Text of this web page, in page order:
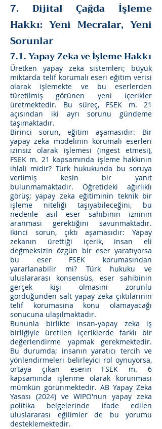
7. Dijital Çağda İşleme
Hakkı: Yeni Mecralar, Yeni
Sorunlar
7.1. Yapay Zeka ve İşleme Hakkı
Üretken yapay zeka sistemleri; büyük
miktarda telif korumalı eseri eğitim verisi
olarak işlemekte ve bu eserlerden
türetilmiş görünen yeni içerikler
üretmektedir. Bu süreç, FSEK m. 21
açısından iki ayrı sorunu gündeme
taşımaktadır.
Birinci sorun, eğitim aşamasıdır: Bir
yapay zeka modelinin korumalı eserleri
izinsiz olarak işlemesi (ingest etmesi),
FSEK m. 21 kapsamında işleme hakkının
ihlali midir? Türk hukukunda bu soruya
verilmiş kesin bir yanıt
bulunmamaktadır. Öğretideki ağırlıklı
görüş; yapay zeka eğitiminin teknik bir
işleme niteliği taşıyabileceğini, bu
nedenle asıl eser sahibinin izninin
aranması gerektiğini savunmaktadır.
İkinci sorun, çıktı aşamasıdır: Yapay
zekanın ürettiği içerik, insan eli
değmeksizin özgün bir eser yaratıyorsa
bu eser FSEK korumasından
yararlanabilir mi? Türk hukuku ve
uluslararası konsensüs, eser sahibinin
gerçek kişi olmasını zorunlu
gördüğünden salt yapay zeka çıktılarının
telif korumasına konu olamayacağı
sonucuna ulaşılmaktadır.
Bununla birlikte insan-yapay zeka iş
birliğiyle üretilen içeriklerde farklı bir
değerlendirme yapmak gerekmektedir.
Bu durumda; insanın yaratıcı tercih ve
yönlendirmeleri belirleyici rol oynuyorsa,
ortaya çıkan eserin FSEK m. 6
kapsamında işlenme olarak korunması
mümkün görünmektedir. AB Yapay Zeka
Yasası (2024) ve WIPO'nun yapay zeka
politika belgelerinde ifade edilen
uluslararası eğilimler de bu yorumu
desteklemektedir.